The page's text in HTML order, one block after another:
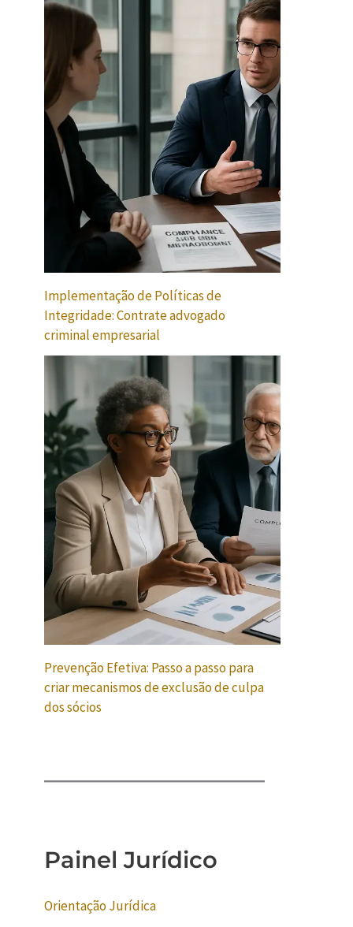
Implementação de Políticas de
Integridade: Contrate advogado
criminal empresarial
Prevenção Efetiva: Passo a passo para
criar mecanismos de exclusão de culpa
dos sócios
Painel Jurídico
Orientação Jurídica